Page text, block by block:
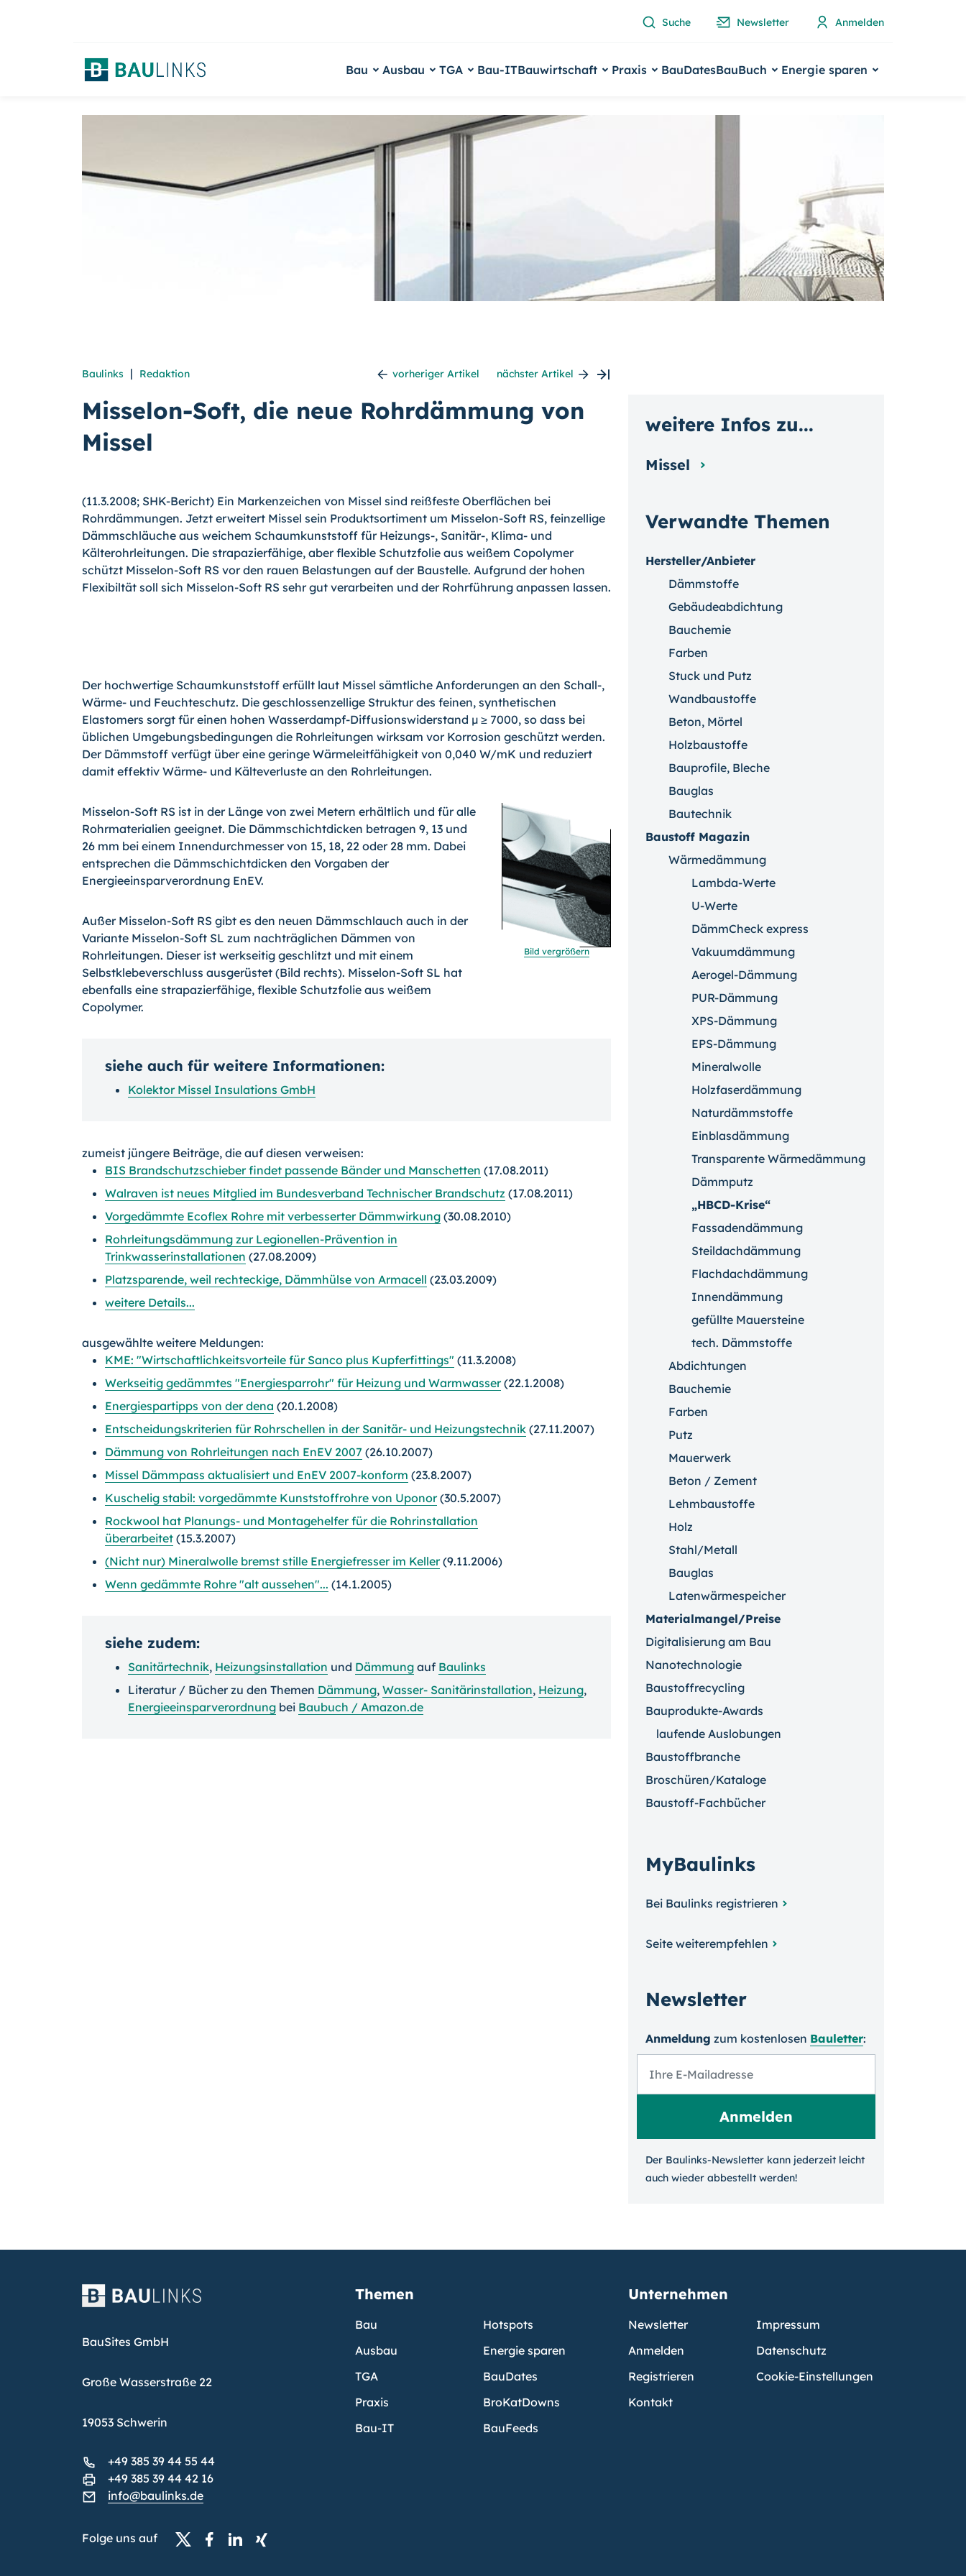
Suche Newsletter Anmelden
Bau Ausbau TGA Bau-ITBauwirtschaft Praxis BauDatesBauBuch Energie sparen
Baulinks | Redaktion vorheriger Artikel nächster Artikel
Misselon-Soft, die neue Rohrdämmung von
Missel
(11.3.2008; SHK-Bericht) Ein Markenzeichen von Missel sind reißfeste Oberflächen bei
Rohrdämmungen. Jetzt erweitert Missel sein Produktsortiment um Misselon-Soft RS, feinzellige
Dämmschläuche aus weichem Schaumkunststoff für Heizungs-, Sanitär-, Klima- und
Kälterohrleitungen. Die strapazierfähige, aber flexible Schutzfolie aus weißem Copolymer
schützt Misselon-Soft RS vor den rauen Belastungen auf der Baustelle. Aufgrund der hohen
Flexibiltät soll sich Misselon-Soft RS sehr gut verarbeiten und der Rohrführung anpassen lassen.
Der hochwertige Schaumkunststoff erfüllt laut Missel sämtliche Anforderungen an den Schall-,
Wärme- und Feuchteschutz. Die geschlossenzellige Struktur des feinen, synthetischen
Elastomers sorgt für einen hohen Wasserdampf-Diffusionswiderstand µ ≥ 7000, so dass bei
üblichen Umgebungsbedingungen die Rohrleitungen wirksam vor Korrosion geschützt werden.
Der Dämmstoff verfügt über eine geringe Wärmeleitfähigkeit von 0,040 W/mK und reduziert
damit effektiv Wärme- und Kälteverluste an den Rohrleitungen.
Bild vergrößern
Misselon-Soft RS ist in der Länge von zwei Metern erhältlich und für alle
Rohrmaterialien geeignet. Die Dämmschichtdicken betragen 9, 13 und
26 mm bei einem Innendurchmesser von 15, 18, 22 oder 28 mm. Dabei
entsprechen die Dämmschichtdicken den Vorgaben der
Energieeinsparverordnung EnEV.
Außer Misselon-Soft RS gibt es den neuen Dämmschlauch auch in der
Variante Misselon-Soft SL zum nachträglichen Dämmen von
Rohrleitungen. Dieser ist werkseitig geschlitzt und mit einem
Selbstklebeverschluss ausgerüstet (Bild rechts). Misselon-Soft SL hat
ebenfalls eine strapazierfähige, flexible Schutzfolie aus weißem
Copolymer.
siehe auch für weitere Informationen:
Kolektor Missel Insulations GmbH
zumeist jüngere Beiträge, die auf diesen verweisen:
BIS Brandschutzschieber findet passende Bänder und Manschetten (17.08.2011)
Walraven ist neues Mitglied im Bundesverband Technischer Brandschutz (17.08.2011)
Vorgedämmte Ecoflex Rohre mit verbesserter Dämmwirkung (30.08.2010)
Rohrleitungsdämmung zur Legionellen-Prävention in
Trinkwasserinstallationen (27.08.2009)
Platzsparende, weil rechteckige, Dämmhülse von Armacell (23.03.2009)
weitere Details...
ausgewählte weitere Meldungen:
KME: "Wirtschaftlichkeitsvorteile für Sanco plus Kupferfittings" (11.3.2008)
Werkseitig gedämmtes "Energiesparrohr" für Heizung und Warmwasser(22.1.2008)
Energiespartipps von der dena (20.1.2008)
Entscheidungskriterien für Rohrschellen in der Sanitär- und Heizungstechnik (27.11.2007)
Dämmung von Rohrleitungen nach EnEV 2007 (26.10.2007)
Missel Dämmpass aktualisiert und EnEV 2007-konform (23.8.2007)
Kuschelig stabil: vorgedämmte Kunststoffrohre von Uponor(30.5.2007)
Rockwool hat Planungs- und Montagehelfer für die Rohrinstallation
überarbeitet (15.3.2007)
(Nicht nur) Mineralwolle bremst stille Energiefresser im Keller(9.11.2006)
Wenn gedämmte Rohre "alt aussehen"... (14.1.2005)
siehe zudem:
Sanitärtechnik, Heizungsinstallation und Dämmung auf Baulinks
Literatur / Bücher zu den Themen Dämmung, Wasser- Sanitärinstallation, Heizung,
Energieeinsparverordnung bei Baubuch / Amazon.de
Verwandte Themen
Hersteller/Anbieter
Dämmstoffe
Gebäudeabdichtung
Bauchemie
Farben
Stuck und Putz
Wandbaustoffe
Beton, Mörtel
Holzbaustoffe
Bauprofile, Bleche
Bauglas
Bautechnik
Baustoff Magazin
Wärmedämmung
Lambda-Werte
U-Werte
DämmCheck express
Vakuumdämmung
Aerogel-Dämmung
PUR-Dämmung
XPS-Dämmung
EPS-Dämmung
Mineralwolle
Holzfaserdämmung
Naturdämmstoffe
Einblasdämmung
Transparente Wärmedämmung
Dämmputz
„HBCD-Krise“
Fassadendämmung
Steildachdämmung
Flachdachdämmung
Innendämmung
gefüllte Mauersteine
tech. Dämmstoffe
Abdichtungen
Bauchemie
Farben
Putz
Mauerwerk
Beton / Zement
Lehmbaustoffe
Holz
Stahl/Metall
Bauglas
Latenwärmespeicher
Materialmangel/Preise
Digitalisierung am Bau
Nanotechnologie
Baustoffrecycling
Bauprodukte-Awards
laufende Auslobungen
Baustoffbranche
Broschüren/Kataloge
Baustoff-Fachbücher
MyBaulinks
Bei Baulinks registrieren
Seite weiterempfehlen
Newsletter
Anmeldung zum kosten­losen Bauletter:
Der Baulinks-Newsletter kann jeder­zeit leicht
auch wieder ab­bestellt werden!
weitere Infos zu...
Missel
BauSites GmbH
Große Wasserstraße 22
19053 Schwerin
+49 385 39 44 55 44
+49 385 39 44 42 16
info@baulinks.de
Folge uns auf
Themen
Bau
Ausbau
TGA
Praxis
Bau-IT
Hotspots
Energie sparen
BauDates
BroKatDowns
BauFeeds
Unternehmen
Newsletter
Anmelden
Registrieren
Kontakt
Impressum
Datenschutz
Cookie-Einstellungen